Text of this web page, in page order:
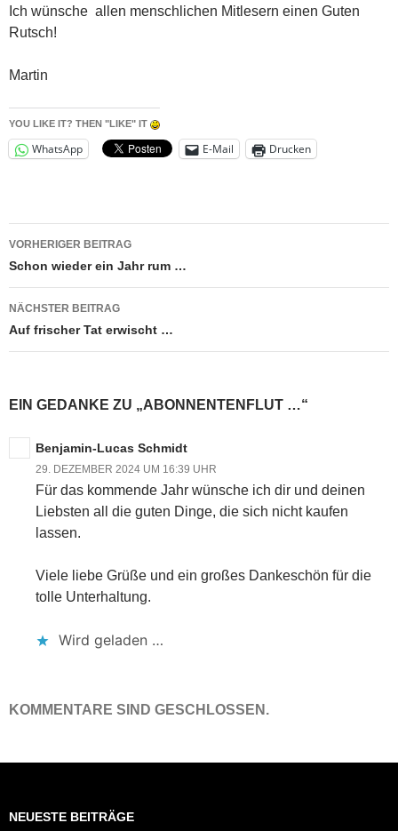
Ich wünsche allen menschlichen Mitlesern einen Guten
Rutsch!
Martin
YOU LIKE IT? THEN "LIKE" IT
WhatsApp E-Mail Drucken
Beitragsnavigation
VORHERIGER BEITRAG
Schon wieder ein Jahr rum …
NÄCHSTER BEITRAG
Auf frischer Tat erwischt …
EIN GEDANKE ZU „ABONNENTENFLUT …“
Benjamin-Lucas Schmidt
29. DEZEMBER 2024 UM 16:39 UHR
Für das kommende Jahr wünsche ich dir und deinen
Liebsten all die guten Dinge, die sich nicht kaufen
lassen.
Viele liebe Grüße und ein großes Dankeschön für die
tolle Unterhaltung.
Wird geladen …
KOMMENTARE SIND GESCHLOSSEN.
NEUESTE BEITRÄGE